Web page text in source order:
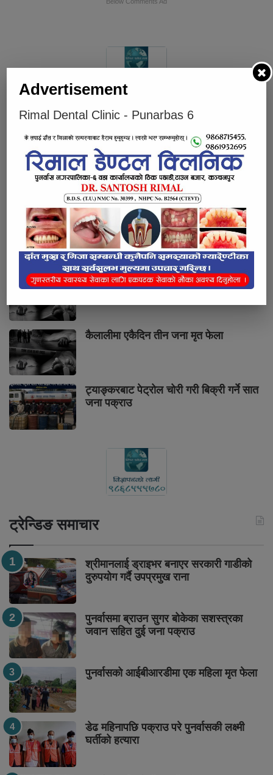
भर्खरै प्रतिक्रियाहरु
कैलालीमा बाल्टिनको पानीमा डुबेर १८ महिनाका
बालकको मृत्यु
घर जग्गा पास गर्ने भन्दै रकम लिएर फरार
धनगढीका जगत कुँवर जेल चलान
कैलालीमा एकैदिन तीन जना मृत फेला
कैलालीमा एकैदिन तीन जना मृत फेला
ट्याङ्करबाट पेट्रोल चोरी गरी बिक्री गर्ने सात
जना पक्राउ
ट्रेन्डिङ समाचार
श्रीमानलाई ड्राइभर बनाएर सरकारी गाडीको
दुरुपयोग गर्दै उपप्रमुख राना
पुनर्वासमा ब्राउन सुगर बोकेका सशस्त्रका
जवान सहित दुई जना पक्राउ
पुनर्वासको आईबीआरडीमा एक महिला मृत फेला
डेढ महिनापछि पक्राउ परे पुनर्वासकी लक्ष्मी
घर्तीको हत्यारा
Advertisement
Rimal Dental Clinic - Punarbas 6